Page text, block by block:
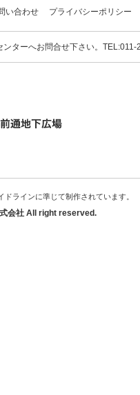
い合わせ プライバシーポリシー
ターへお問合せ下さい。
ラインに準じて制作されています。
会社 All right reserved.